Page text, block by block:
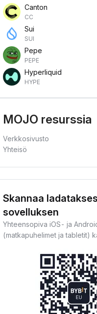
Canton
CC
Sui
SUI
Pepe
PEPE
Hyperliquid
HYPE
MOJO resurssia
Verkkosivusto
Yhteisö
Skannaa
sovelluksen
Yhteensopiva iOS- ja
(matkapuhelimet ja tabletit)